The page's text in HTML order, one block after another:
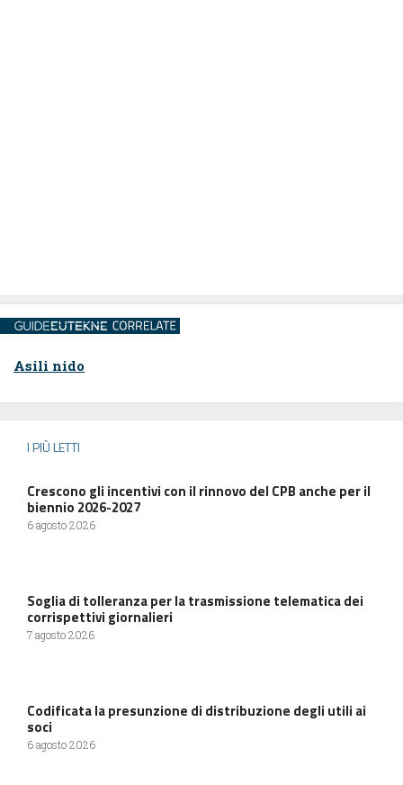
Asili nido
I PIÙ LETTI
Crescono gli incentivi con il rinnovo del CPB anche per il
biennio 2026-2027
6 agosto 2026
Soglia di tolleranza per la trasmissione telematica dei
corrispettivi giornalieri
7 agosto 2026
Codificata la presunzione di distribuzione degli utili ai
soci
6 agosto 2026